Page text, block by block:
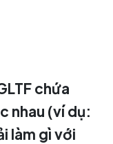
chứa
nhau (ví dụ:
làm gì với